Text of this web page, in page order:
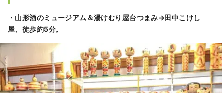
・山形酒のミュージアム＆湯けむり屋台つまみ→田中こけし
屋、徒歩約5分。